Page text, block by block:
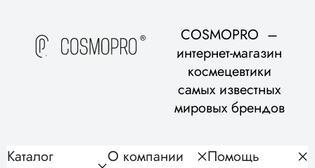
консультации.
COSMOPRO –
интернет-магазин
космецевтики
самых известных
мировых брендов
Каталог
О компании Помощь